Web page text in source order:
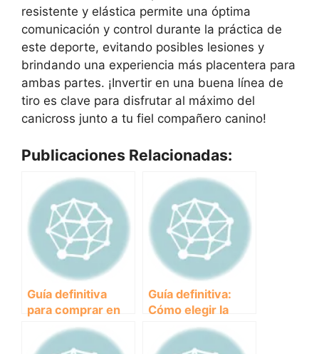
resistente y elástica permite una óptima
comunicación y control durante la práctica de
este deporte, evitando posibles lesiones y
brindando una experiencia más placentera para
ambas partes. ¡Invertir en una buena línea de
tiro es clave para disfrutar al máximo del
canicross junto a tu fiel compañero canino!
Publicaciones Relacionadas:
Guía definitiva
para comprar en
línea la mejor línea
de tiro para
Guía definitiva:
Cómo elegir la
mejor línea de tiro
para practicar